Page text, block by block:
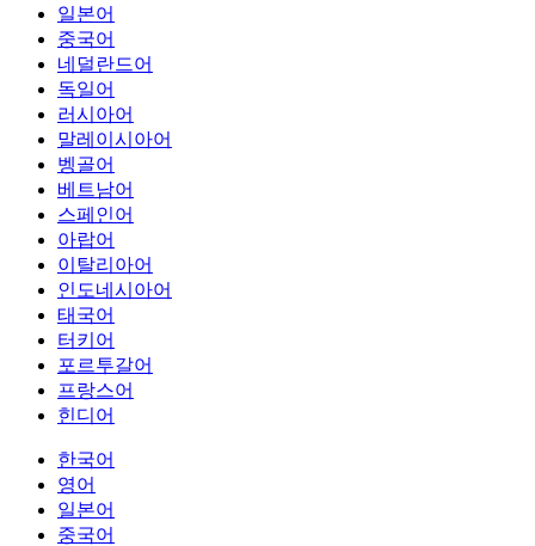
일본어
중국어
네덜란드어
독일어
러시아어
말레이시아어
벵골어
베트남어
스페인어
아랍어
이탈리아어
인도네시아어
태국어
터키어
포르투갈어
프랑스어
힌디어
한국어
영어
일본어
중국어